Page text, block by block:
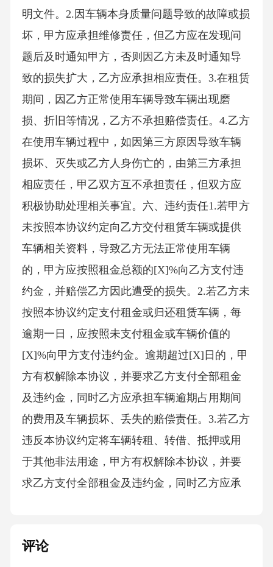
明文件。2.因车辆本身质量问题导致的故障或损
坏，甲方应承担维修责任，但乙方应在发现问
题后及时通知甲方，否则因乙方未及时通知导
致的损失扩大，乙方应承担相应责任。3.在租赁
期间，因乙方正常使用车辆导致车辆出现磨
损、折旧等情况，乙方不承担赔偿责任。4.乙方
在使用车辆过程中，如因第三方原因导致车辆
损坏、灭失或乙方人身伤亡的，由第三方承担
相应责任，甲乙双方互不承担责任，但双方应
积极协助处理相关事宜。六、违约责任1.若甲方
未按照本协议约定向乙方交付租赁车辆或提供
车辆相关资料，导致乙方无法正常使用车辆
的，甲方应按照租金总额的[X]%向乙方支付违
约金，并赔偿乙方因此遭受的损失。2.若乙方未
按照本协议约定支付租金或归还租赁车辆，每
逾期一日，应按照未支付租金或车辆价值的
[X]%向甲方支付违约金。逾期超过[X]日的，甲
方有权解除本协议，并要求乙方支付全部租金
及违约金，同时乙方应承担车辆逾期占用期间
的费用及车辆损坏、丢失的赔偿责任。3.若乙方
违反本协议约定将车辆转租、转借、抵押或用
于其他非法用途，甲方有权解除本协议，并要
求乙方支付全部租金及违约金，同时乙方应承
坏、灭失或发生交通事故及其他责任事故，乙
评论